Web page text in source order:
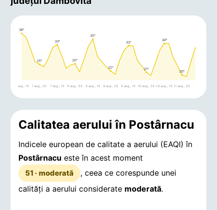
38°
6 aug., 15
25°
7 aug., 03
33°
7 aug., 15
25°
8 aug., 03
35°
8 aug., 15
22°
9 aug., 03
33°
9 aug., 15
21°
10 aug., 03
34°
10 aug., 15
20°
11 aug., 03
Calitatea aerului în Postârnacu
Indicele european de calitate a aerului (EAQI) în
Postârnacu este în acest moment
51 · moderată
, ceea ce corespunde unei
calități a aerului considerate moderată.